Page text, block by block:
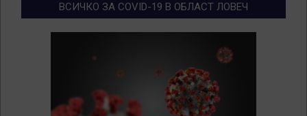
ВСИЧКО ЗА COVID-19 В ОБЛАСТ ЛОВЕЧ